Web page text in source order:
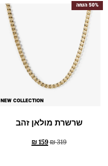
50% הנחה
NEW COLLECTION
שרשרת מולאן זהב
₪319
₪159